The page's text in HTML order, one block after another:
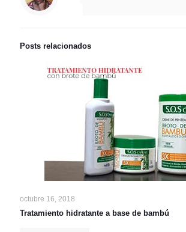
Posts relacionados
octubre 16, 2018
Tratamiento hidratante a base de bambú